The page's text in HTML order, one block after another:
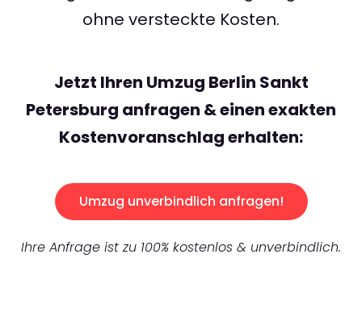
ohne versteckte Kosten.
Jetzt Ihren Umzug Berlin Sankt
Petersburg anfragen & einen exakten
Kostenvoranschlag erhalten:
Umzug unverbindlich anfragen!
Ihre Anfrage ist zu 100% kostenlos & unverbindlich.